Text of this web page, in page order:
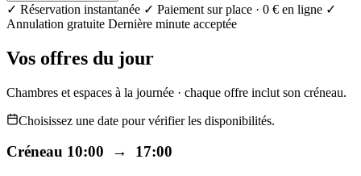
✓ Réservation instantanée ✓ Paiement sur place · 0 € en ligne ✓
Annulation gratuite Dernière minute acceptée
Vos offres du jour
Chambres et espaces à la journée · chaque offre inclut son créneau.
Choisissez une date pour vérifier les disponibilités.
Créneau 10:00 → 17:00